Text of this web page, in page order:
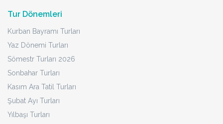
Tur Dönemleri
Kurban Bayramı Turları
Yaz Dönemi Turları
Sömestr Turları 2026
Sonbahar Turları
Kasım Ara Tatil Turları
Şubat Ayı Turları
Yılbaşı Turları